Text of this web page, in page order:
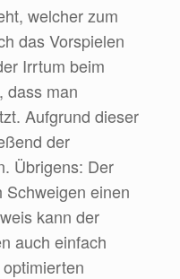
welcher zum
das Vorspielen
Irrtum beim
dass man
Aufgrund dieser
der
Übrigens: Der
Schweigen einen
kann der
auch einfach